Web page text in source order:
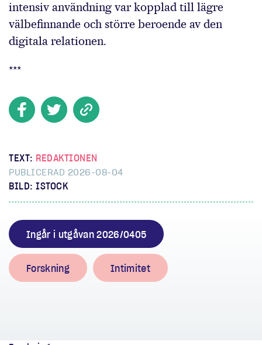
intensiv användning var kopplad till lägre
välbefinnande och större beroende av den
digitala relationen.
***
TEXT: REDAKTIONEN
PUBLICERAD 2026-08-04
BILD: ISTOCK
Ingår i utgåvan 2026/0405
Forskning Intimitet